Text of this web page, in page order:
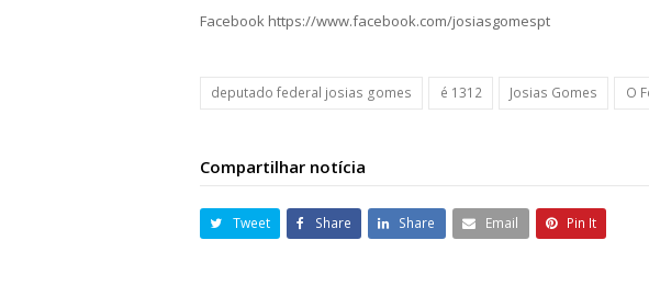
Facebook https://www.facebook.com/josiasgomespt
deputado federal josias gomes é 1312 Josias Gomes O
Compartilhar notícia
Tweet Share Share Email Pin It